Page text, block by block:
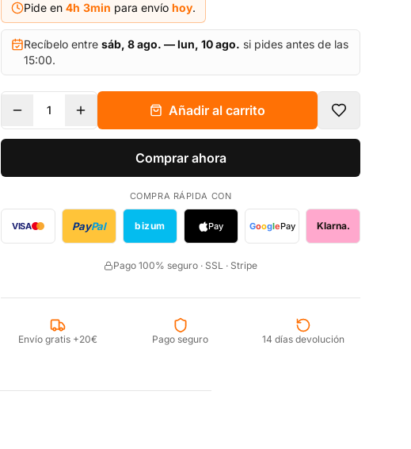
Pide en 4h 3min para envío hoy.
Recíbelo entre sáb, 8 ago. — lun, 10 ago. si pides antes de las
15:00.
1 Añadir al carrito
Comprar ahora
COMPRA RÁPIDA CON
VISA PayPal bizum Pay GooglePay Klarna.
Pago 100% seguro · SSL · Stripe
Envío gratis +20€ Pago seguro 14 días devolución